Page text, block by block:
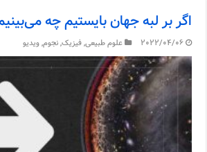
اگر بر لبه جهان بایستیم چه
2022/04/06 علوم طبیعی,فیزیک,نجوم,ویدیو